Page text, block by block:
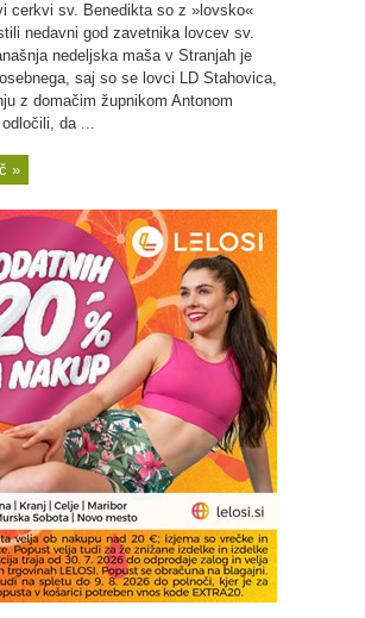
cerkvi sv. Benedikta so z »lovsko«
nedavni god zavetnika lovcev sv.
nedeljska maša v Stranjah je
saj so se lovci LD Stahovica,
z domačim župnikom Antonom
da ...
»